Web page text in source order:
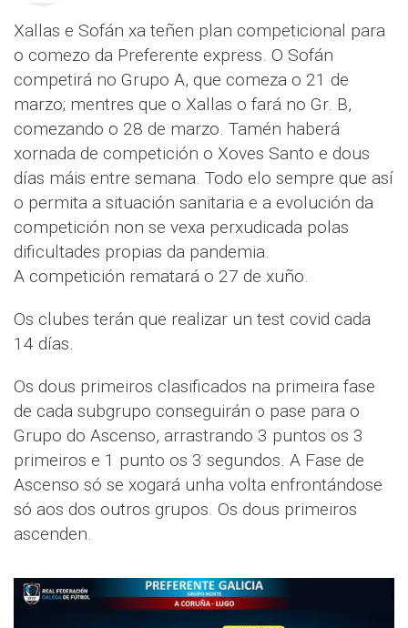
Xallas e Sofán xa teñen plan competicional para
o comezo da Preferente express. O Sofán
competirá no Grupo A, que comeza o 21 de
marzo; mentres que o Xallas o fará no Gr. B,
comezando o 28 de marzo. Tamén haberá
xornada de competición o Xoves Santo e dous
días máis entre semana. Todo elo sempre que así
o permita a situación sanitaria e a evolución da
competición non se vexa perxudicada polas
dificultades propias da pandemia.
A competición rematará o 27 de xuño.
Os clubes terán que realizar un test covid cada
14 días.
Os dous primeiros clasificados na primeira fase
de cada subgrupo conseguirán o pase para o
Grupo do Ascenso, arrastrando 3 puntos os 3
primeiros e 1 punto os 3 segundos. A Fase de
Ascenso só se xogará unha volta enfrontándose
só aos dos outros grupos. Os dous primeiros
ascenden.